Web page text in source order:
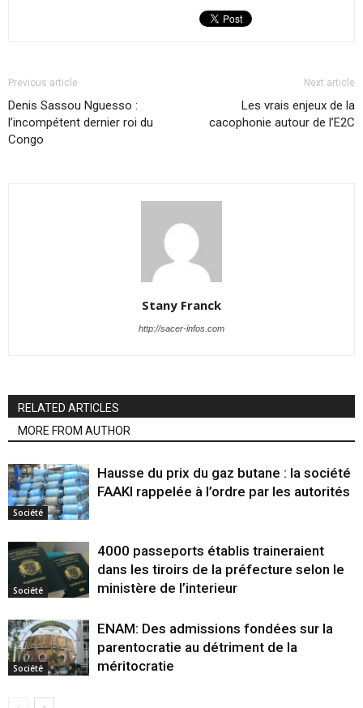
Previous article
Denis Sassou Nguesso :
l’incompétent dernier roi du
Congo
Next article
Les vrais enjeux de la
cacophonie autour de l’E2C
Stany Franck
http://sacer-infos.com
RELATED ARTICLES
MORE FROM AUTHOR
Société
Hausse du prix du gaz butane : la société
FAAKI rappelée à l’ordre par les autorités
Société
4000 passeports établis traineraient
dans les tiroirs de la préfecture selon le
ministère de l’interieur
Société
ENAM: Des admissions fondées sur la
parentocratie au détriment de la
méritocratie